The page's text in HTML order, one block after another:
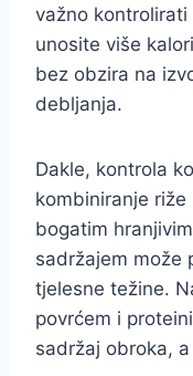
važno
unosite više
bez obzira na
debljanja.
Dakle, kontrola
kombiniranje
bogatim
sadržajem može
tjelesne težine.
povrćem i
sadržaj obroka,